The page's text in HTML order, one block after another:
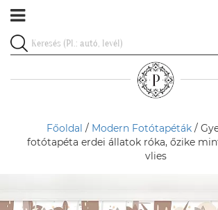
Főoldal / Modern Fotótapéták/
fotótapéta erdei állatok róka, őzike
vlies